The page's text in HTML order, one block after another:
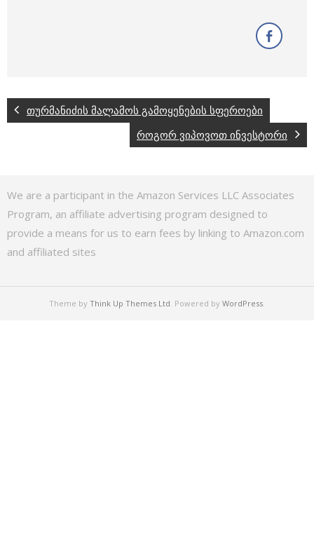
თურმანიძის მალამოს გამოყენების სფეროები
როგორ ვიპოვოთ ინვესტორი
We are a participant in the Amazon Services LLC Associates
Program, an affiliate advertising program designed to
provide a means for us to earn fees by linking to Amazon.com
and affiliated sites
Theme by Think Up Themes Ltd . Powered by WordPress